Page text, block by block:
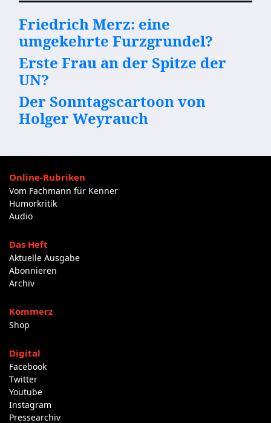
Friedrich Merz: eine
umgekehrte Furzgrundel?
Erste Frau an der Spitze der
UN?
Der Sonntagscartoon von
Holger Weyrauch
Online-Rubriken
Vom Fachmann für Kenner
Humorkritik
Audio
Das Heft
Aktuelle Ausgabe
Abonnieren
Archiv
Kommerz
Shop
Digital
Facebook
Twitter
Youtube
Instagram
Pressearchiv